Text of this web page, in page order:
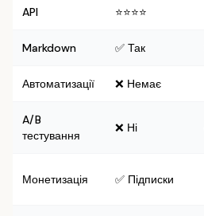
API ⭐⭐⭐⭐
Markdown ✅ Так
Автоматизації ❌ Немає
A/B
тестування
❌ Ні
Монетизація ✅ Підписки